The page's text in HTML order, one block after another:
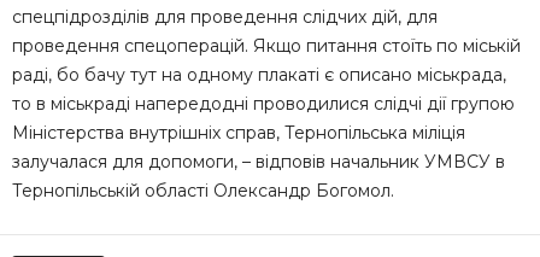
спецпідрозділів для проведення слідчих дій, для
проведення спецоперацій. Якщо питання стоїть по міській
раді, бо бачу тут на одному плакаті є описано міськрада,
то в міськраді напередодні проводилися слідчі дії групою
Міністерства внутрішніх справ, Тернопільська міліція
залучалася для допомоги, – відповів начальник УМВСУ в
Тернопільській області Олександр Богомол.